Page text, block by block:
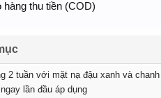
hàng thu tiền (COD)
2 tuần với mặt nạ đậu xanh và chanh
lần đầu áp dụng